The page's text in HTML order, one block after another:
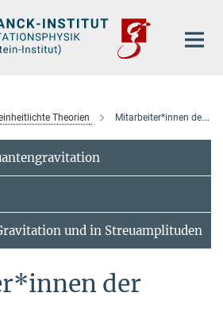
Theorien Mitarbeiter*innen der Abteilung
und in Streuamplituden
der